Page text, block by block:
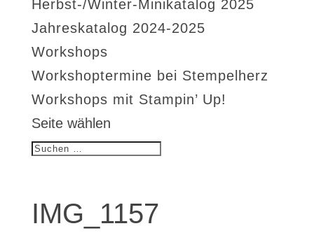
Herbst-/Winter-Minikatalog 2025
Jahreskatalog 2024-2025
Workshops
Workshoptermine bei Stempelherz
Workshops mit Stampin’ Up!
Seite wählen
IMG_1157